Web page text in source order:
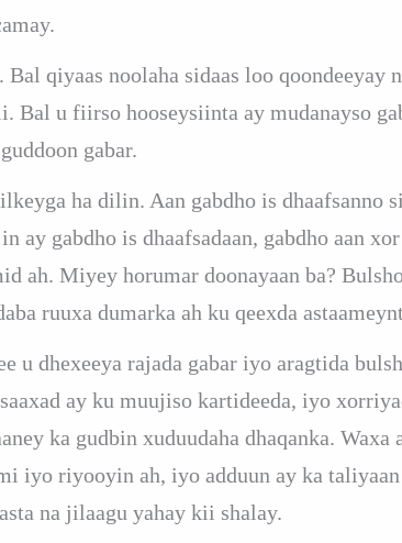
Bal qiyaas noolaha sidaas loo qoondeeyay
Bal u fiirso hooseysiinta ay mudanayso
gabar.
ha dilin. Aan gabdho is dhaafsanno
ay gabdho is dhaafsadaan, gabdho aan
ah. Miyey horumar doonayaan ba?
ruuxa dumarka ah ku qeexda
u dhexeeya rajada gabar iyo aragtida
ay ku muujiso kartideeda, iyo
ka gudbin xuduudaha dhaqanka.
iyo riyooyin ah, iyo adduun ay ka
na jilaagu yahay kii shalay.